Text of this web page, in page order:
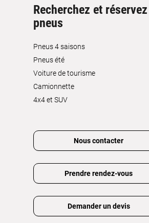
Recherchez et
pneus
Pneus 4 saisons
Pneus été
Voiture de tourisme
Camionnette
4x4 et SUV
Nous contacter
Prendre rendez-vous
Demander un devis